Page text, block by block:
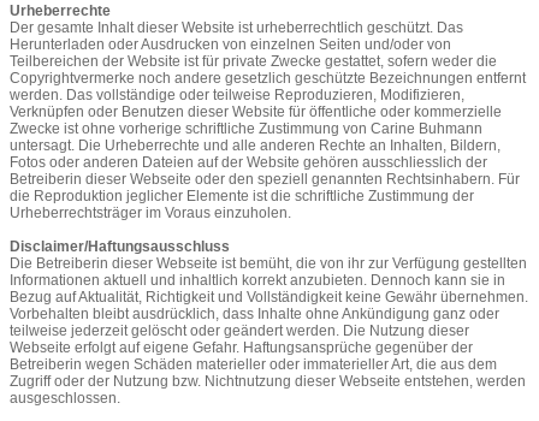
Urheberrechte
Der gesamte Inhalt dieser Website ist urheberrechtlich geschützt. Das
Herunterladen oder Ausdrucken von einzelnen Seiten und/oder von
Teilbereichen der Website ist für private Zwecke gestattet, sofern weder die
Copyrightvermerke noch andere gesetzlich geschützte Bezeichnungen entfernt
werden. Das vollständige oder teilweise Reproduzieren, Modifizieren,
Verknüpfen oder Benutzen dieser Website für öffentliche oder kommerzielle
Zwecke ist ohne vorherige schriftliche Zustimmung von Carine Buhmann
untersagt. Die Urheberrechte und alle anderen Rechte an Inhalten, Bildern,
Fotos oder anderen Dateien auf der Website gehören ausschliesslich der
Betreiberin dieser Webseite oder den speziell genannten Rechtsinhabern. Für
die Reproduktion jeglicher Elemente ist die schriftliche Zustimmung der
Urheberrechtsträger im Voraus einzuholen.
Disclaimer/Haftungsausschluss
Die Betreiberin dieser Webseite ist bemüht, die von ihr zur Verfügung gestellten
Informationen aktuell und inhaltlich korrekt anzubieten. Dennoch kann sie in
Bezug auf Aktualität, Richtigkeit und Vollständigkeit keine Gewähr übernehmen.
Vorbehalten bleibt ausdrücklich, dass Inhalte ohne Ankündigung ganz oder
teilweise jederzeit gelöscht oder geändert werden. Die Nutzung dieser
Webseite erfolgt auf eigene Gefahr. Haftungsansprüche gegenüber der
Betreiberin wegen Schäden materieller oder immaterieller Art, die aus dem
Zugriff oder der Nutzung bzw. Nichtnutzung dieser Webseite entstehen, werden
ausgeschlossen.